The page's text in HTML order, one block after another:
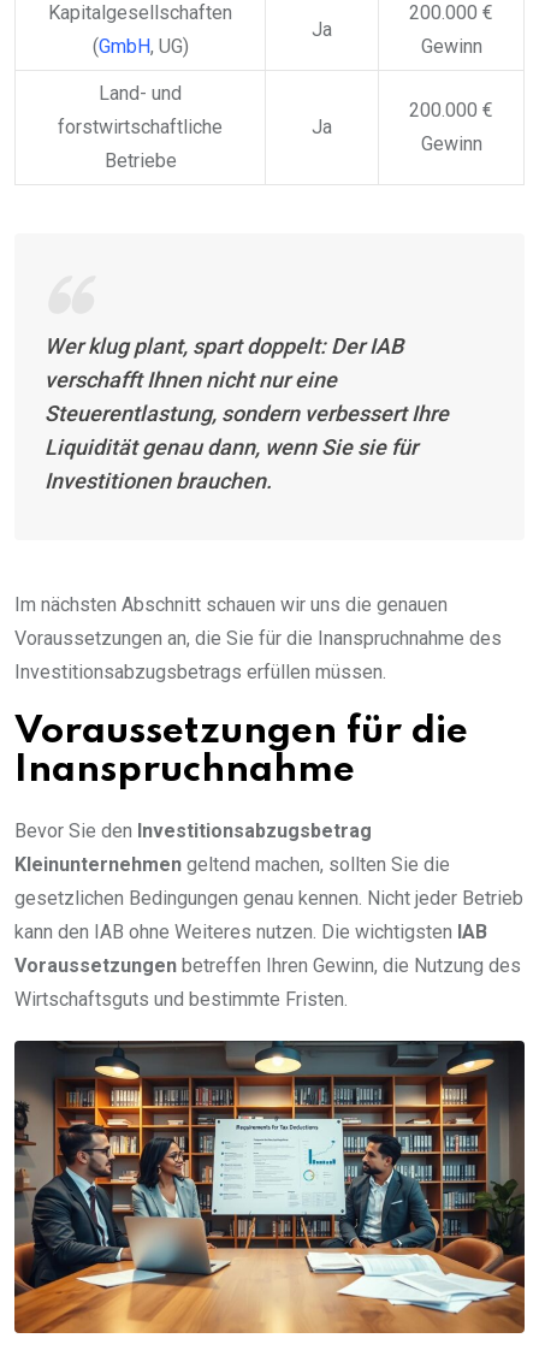
Kapitalgesellschaften
(GmbH, UG)
Ja
200.000 €
Gewinn
Land- und
forstwirtschaftliche
Betriebe
Ja
200.000 €
Gewinn
Wer klug plant, spart doppelt: Der IAB
verschafft Ihnen nicht nur eine
Steuerentlastung, sondern verbessert Ihre
Liquidität genau dann, wenn Sie sie für
Investitionen brauchen.
Im nächsten Abschnitt schauen wir uns die genauen
Voraussetzungen an, die Sie für die Inanspruchnahme des
Investitionsabzugsbetrags erfüllen müssen.
Voraussetzungen für die
Inanspruchnahme
Bevor Sie den Investitionsabzugsbetrag
Kleinunternehmen geltend machen, sollten Sie die
gesetzlichen Bedingungen genau kennen. Nicht jeder Betrieb
kann den IAB ohne Weiteres nutzen. Die wichtigsten IAB
Voraussetzungen betreffen Ihren Gewinn, die Nutzung des
Wirtschaftsguts und bestimmte Fristen.